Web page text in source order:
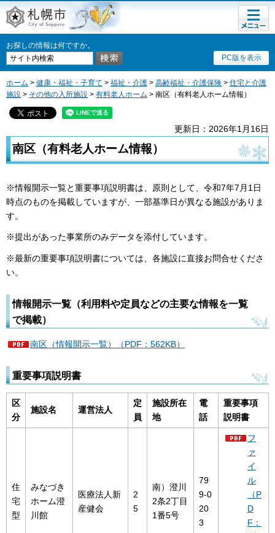
札幌市
お探しの情報は何ですか。
PC版を表示
メニュ
ー
ホーム > 健康・福祉・子育て > 福祉・介護 > 高齢福祉・介護保険 > 住宅と介護
施設 > その他の入所施設 > 有料老人ホーム > 南区（有料老人ホーム情報）
更新日：2026年1月16日
南区（有料老人ホーム情報）
※情報開示一覧と重要事項説明書は、原則として、令和7年7月1日
時点のものを掲載していますが、一部基準日が異なる施設がありま
す。
※提出があった事業所のみデータを添付しています。
※最新の重要事項説明書については、各施設に直接お問合せくださ
い。
情報開示一覧（利用料や定員などの主要な情報を一覧
で掲載）
南区（情報開示一覧）（PDF：562KB）
重要事項説明書
区
分
施設名 運営法人
定
員
施設所在
地
電
話
重要事項
説明書
住
宅
型
みなづき
ホーム澄
川館
医療法人新
産健会
2
5
南）澄川
2条2丁目
1番5号
79
9-0
20
3
フ
ァ
イ
ル
（P
D
F：